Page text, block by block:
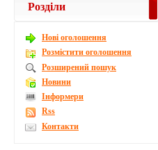
Розділи
Новi оголошення
Розмістити оголошення
Розширений пошук
Новини
Інформери
Rss
Контакти